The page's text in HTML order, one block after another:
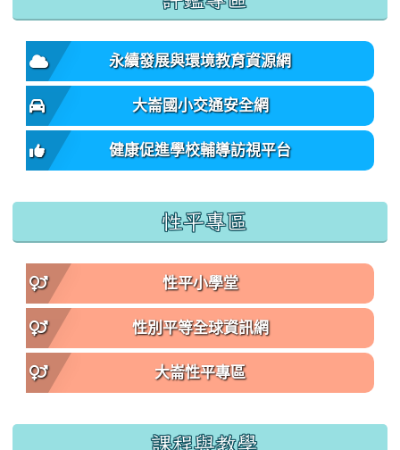
永續發展與環境教育資源網
大崙國小交通安全網
健康促進學校輔導訪視平台
性平專區
性平小學堂
性別平等全球資訊網
大崙性平專區
課程與教學